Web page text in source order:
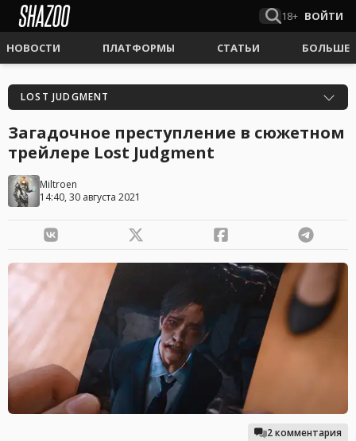
18+ ВОЙТИ
НОВОСТИ ПЛАТФОРМЫ СТАТЬИ БОЛЬШЕ
LOST JUDGMENT
Загадочное преступление в сюжетном
трейлере Lost Judgment
Miltroen
14:40, 30 августа 2021
2 комментария